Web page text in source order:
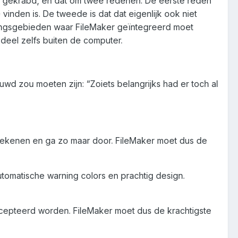
is. De tweede is dat dat eigenlijk ook niet
waar FileMaker geïntegreerd moet
zelfs buiten de computer.
zou moeten zijn: “Zoiets belangrijks had er toch al
en ga zo maar door. FileMaker moet dus de
warning colors en prachtig design.
worden. FileMaker moet dus de krachtigste